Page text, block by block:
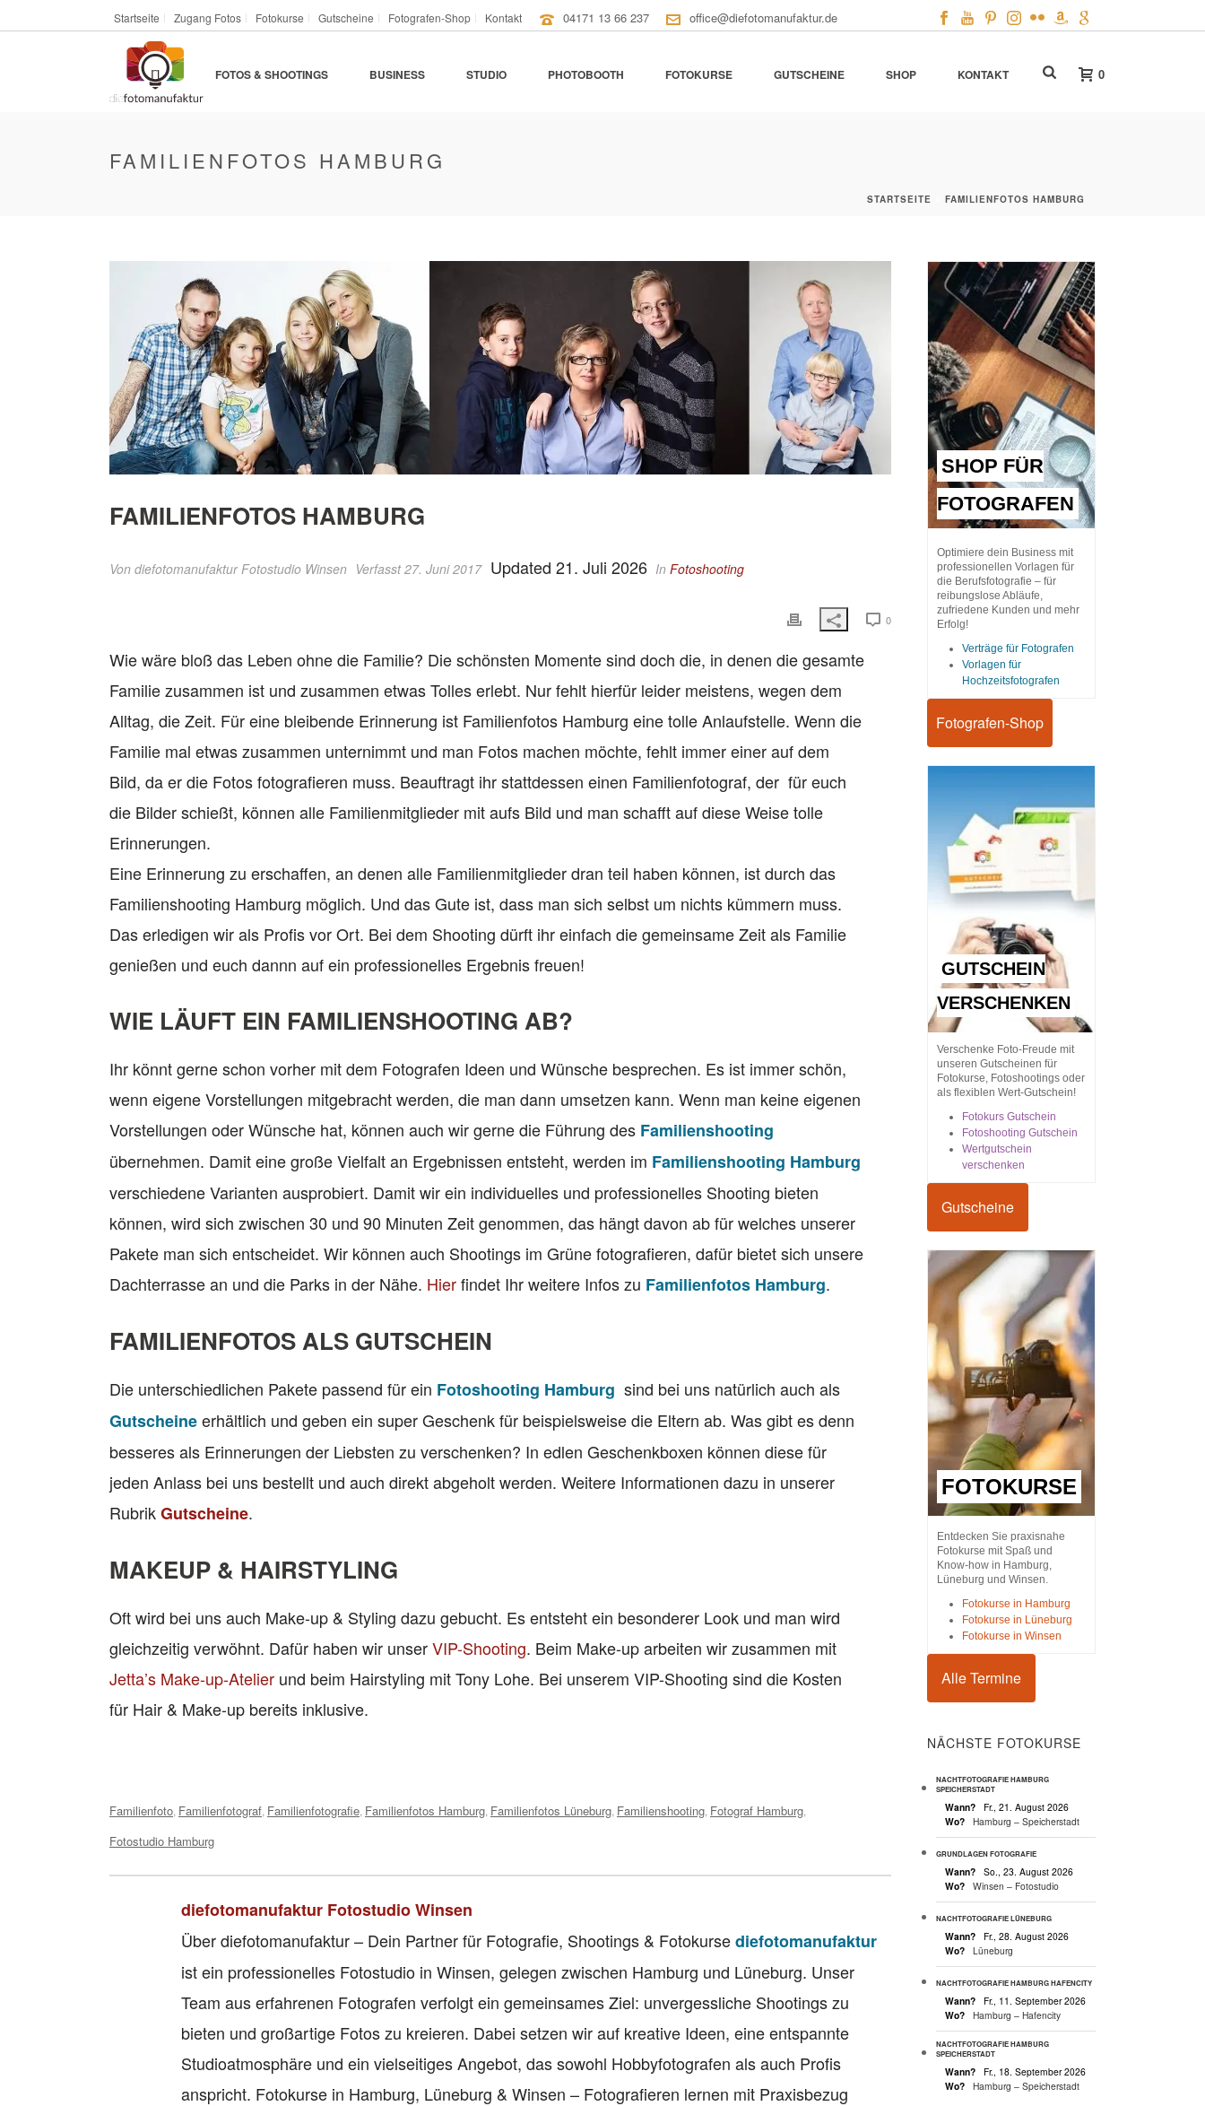
Startseite Zugang Fotos Fotokurse Gutscheine Fotografen-Shop Kontakt 04171 13 66 237 office@diefotomanufaktur.de
FOTOS & SHOOTINGS BUSINESS STUDIO PHOTOBOOTH FOTOKURSE GUTSCHEINE SHOP KONTAKT 0
FAMILIENFOTOS HAMBURG
STARTSEITE FAMILIENFOTOS HAMBURG
FAMILIENFOTOS HAMBURG
Von diefotomanufaktur Fotostudio Winsen Verfasst 27. Juni 2017 Updated 21. Juli 2026 In Fotoshooting
0
Wie wäre bloß das Leben ohne die Familie? Die schönsten Momente sind doch die, in denen die gesamte
Familie zusammen ist und zusammen etwas Tolles erlebt. Nur fehlt hierfür leider meistens, wegen dem
Alltag, die Zeit. Für eine bleibende Erinnerung ist Familienfotos Hamburg eine tolle Anlaufstelle. Wenn die
Familie mal etwas zusammen unternimmt und man Fotos machen möchte, fehlt immer einer auf dem
Bild, da er die Fotos fotografieren muss. Beauftragt ihr stattdessen einen Familienfotograf, der für euch
die Bilder schießt, können alle Familienmitglieder mit aufs Bild und man schafft auf diese Weise tolle
Erinnerungen.
Eine Erinnerung zu erschaffen, an denen alle Familienmitglieder dran teil haben können, ist durch das
Familienshooting Hamburg möglich. Und das Gute ist, dass man sich selbst um nichts kümmern muss.
Das erledigen wir als Profis vor Ort. Bei dem Shooting dürft ihr einfach die gemeinsame Zeit als Familie
genießen und euch dannn auf ein professionelles Ergebnis freuen!
WIE LÄUFT EIN FAMILIENSHOOTING AB?
Ihr könnt gerne schon vorher mit dem Fotografen Ideen und Wünsche besprechen. Es ist immer schön,
wenn eigene Vorstellungen mitgebracht werden, die man dann umsetzen kann. Wenn man keine eigenen
Vorstellungen oder Wünsche hat, können auch wir gerne die Führung des Familienshooting
übernehmen. Damit eine große Vielfalt an Ergebnissen entsteht, werden im Familienshooting Hamburg
verschiedene Varianten ausprobiert. Damit wir ein individuelles und professionelles Shooting bieten
können, wird sich zwischen 30 und 90 Minuten Zeit genommen, das hängt davon ab für welches unserer
Pakete man sich entscheidet. Wir können auch Shootings im Grüne fotografieren, dafür bietet sich unsere
Dachterrasse an und die Parks in der Nähe. Hierfindet Ihr weitere Infos zu Familienfotos Hamburg.
FAMILIENFOTOS ALS GUTSCHEIN
Die unterschiedlichen Pakete passend für ein Fotoshooting Hamburg sind bei uns natürlich auch als
Gutscheineerhältlich und geben ein super Geschenk für beispielsweise die Eltern ab. Was gibt es denn
besseres als Erinnerungen der Liebsten zu verschenken? In edlen Geschenkboxen können diese für
jeden Anlass bei uns bestellt und auch direkt abgeholt werden. Weitere Informationen dazu in unserer
RubrikGutscheine.
MAKEUP & HAIRSTYLING
Oft wird bei uns auch Make-up & Styling dazu gebucht. Es entsteht ein besonderer Look und man wird
gleichzeitig verwöhnt. Dafür haben wir unserVIP-Shooting. Beim Make-up arbeiten wir zusammen mit
Jetta’s Make-up-Atelier und beim Hairstyling mit Tony Lohe. Bei unserem VIP-Shooting sind die Kosten
für Hair & Make-up bereits inklusive.
Tags:
Familienfoto Familienfotograf Familienfotografie Familienfotos Hamburg Familienfotos Lüneburg Familienshooting Fotograf Hamburg
Fotostudio Hamburg
diefotomanufaktur Fotostudio Winsen
Über diefotomanufaktur – Dein Partner für Fotografie, Shootings & Fotokursediefotomanufaktur
ist ein professionelles Fotostudio in Winsen, gelegen zwischen Hamburg und Lüneburg. Unser
Team aus erfahrenen Fotografen verfolgt ein gemeinsames Ziel: unvergessliche Shootings zu
bieten und großartige Fotos zu kreieren. Dabei setzen wir auf kreative Ideen, eine entspannte
Studioatmosphäre und ein vielseitiges Angebot, das sowohl Hobbyfotografen als auch Profis
anspricht. Fotokurse in Hamburg, Lüneburg & Winsen – Fotografieren lernen mit Praxisbezug
SHOP FÜR
FOTOGRAFEN
Optimiere dein Business mit
professionellen Vorlagen für
die Berufsfotografie – für
reibungslose Abläufe,
zufriedene Kunden und mehr
Erfolg!
Verträge für Fotografen
Vorlagen für
Hochzeitsfotografen
Fotografen-Shop
GUTSCHEIN
VERSCHENKEN
Verschenke Foto-Freude mit
unseren Gutscheinen für
Fotokurse, Fotoshootings oder
als flexiblen Wert-Gutschein!
Fotokurs Gutschein
Fotoshooting Gutschein
Wertgutschein
verschenken
Gutscheine
FOTOKURSE
Entdecken Sie praxisnahe
Fotokurse mit Spaß und
Know-how in Hamburg,
Lüneburg und Winsen.
Fotokurse in Hamburg
Fotokurse in Lüneburg
Fotokurse in Winsen
Alle Termine
NÄCHSTE FOTOKURSE
NACHTFOTOGRAFIE HAMBURG
SPEICHERSTADT
Wann?
Fr., 21. August 2026
Wo?
Hamburg – Speicherstadt
GRUNDLAGEN FOTOGRAFIE
Wann?
So., 23. August 2026
Wo?
Winsen – Fotostudio
NACHTFOTOGRAFIE LÜNEBURG
Wann?
Fr., 28. August 2026
Wo?
Lüneburg
NACHTFOTOGRAFIE HAMBURG HAFENCITY
Wann?
Fr., 11. September 2026
Wo?
Hamburg – Hafencity
NACHTFOTOGRAFIE HAMBURG
SPEICHERSTADT
Wann?
Fr., 18. September 2026
Wo?
Hamburg – Speicherstadt